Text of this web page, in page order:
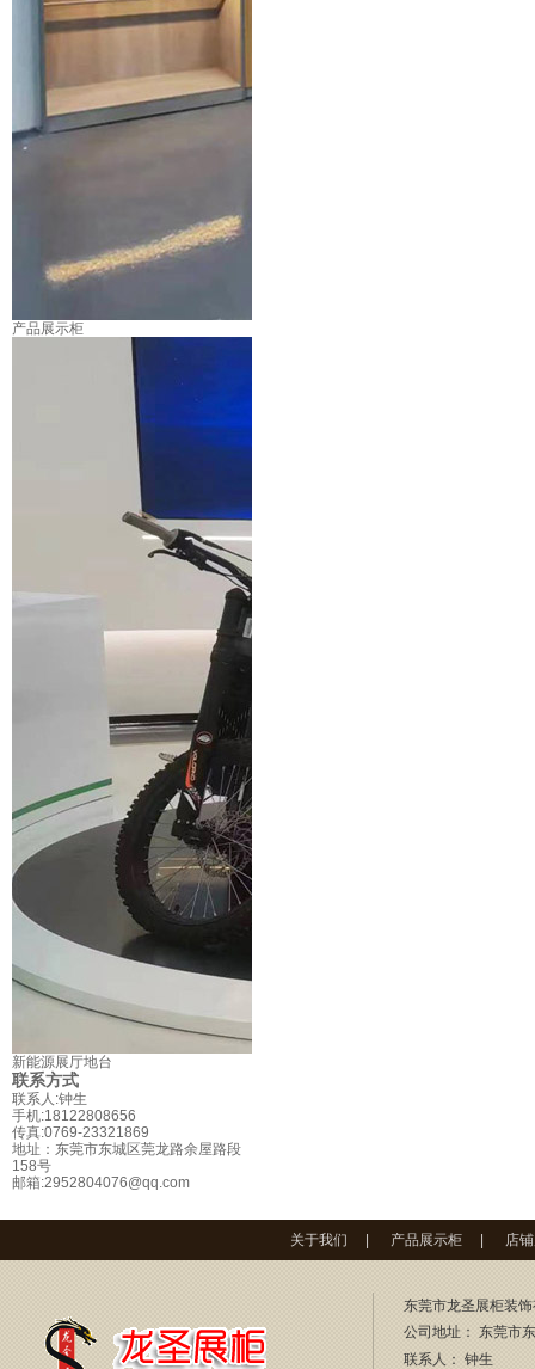
产品展示柜
新能源展厅地台
联系方式
联系人:钟生
手机:18122808656
传真:0769-23321869
地址：东莞市东城区莞龙路余屋路段
158号
邮箱:2952804076@qq.com
关于我们 产品展示柜 店
东莞市龙圣展柜装
公司地址： 东莞市
联系人： 钟生